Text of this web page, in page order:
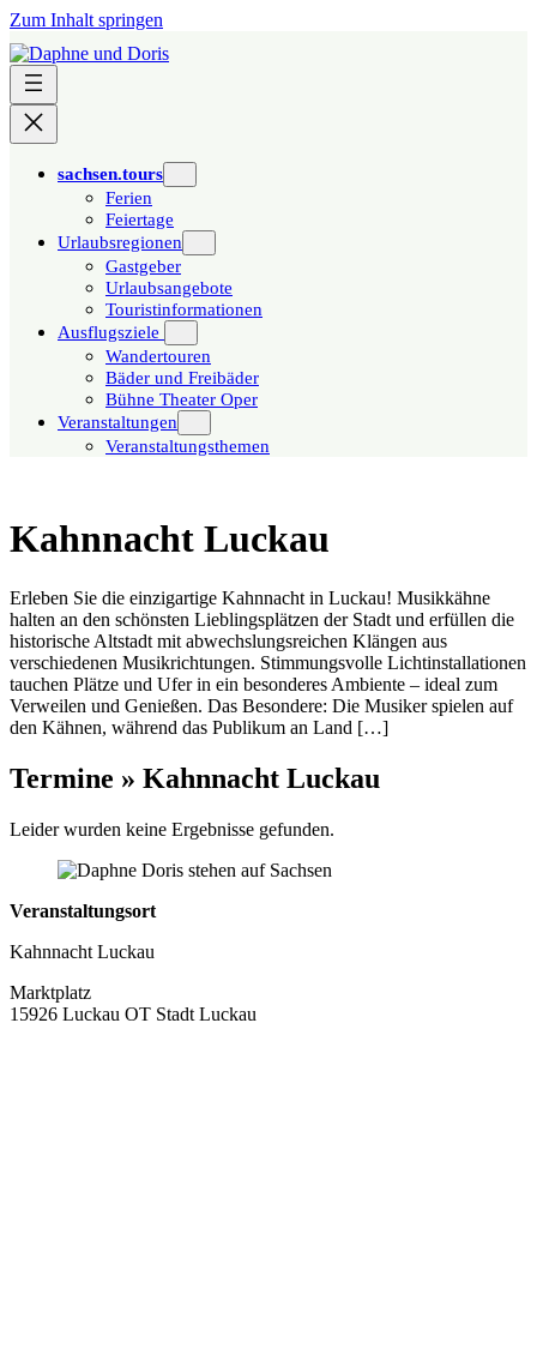
Zum Inhalt springen
sachsen.tours
Ferien
Feiertage
Urlaubsregionen
Gastgeber
Urlaubsangebote
Touristinformationen
Ausflugsziele
Wandertouren
Bäder und Freibäder
Bühne Theater Oper
Veranstaltungen
Veranstaltungsthemen
Kahnnacht Luckau
Erleben Sie die einzigartige Kahnnacht in Luckau! Musikkähne
halten an den schönsten Lieblingsplätzen der Stadt und erfüllen die
historische Altstadt mit abwechslungsreichen Klängen aus
verschiedenen Musikrichtungen. Stimmungsvolle Lichtinstallationen
tauchen Plätze und Ufer in ein besonderes Ambiente – ideal zum
Verweilen und Genießen. Das Besondere: Die Musiker spielen auf
den Kähnen, während das Publikum an Land […]
Termine » Kahnnacht Luckau
Leider wurden keine Ergebnisse gefunden.
Veranstaltungsort
Kahnnacht Luckau
Marktplatz
15926 Luckau OT Stadt Luckau